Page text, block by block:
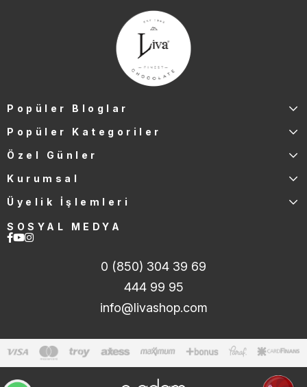
Popüler Bloglar
Popüler Kategoriler
Özel Günler
Kurumsal
Üyelik İşlemleri
SOSYAL MEDYA
0 (850) 304 39 69
444 99 95
info@livashop.com